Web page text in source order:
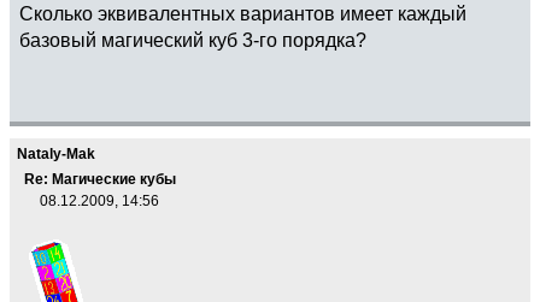
Сколько эквивалентных вариантов имеет каждый
базовый магический куб 3-го порядка?
Nataly-Mak
Re: Магические кубы
08.12.2009, 14:56